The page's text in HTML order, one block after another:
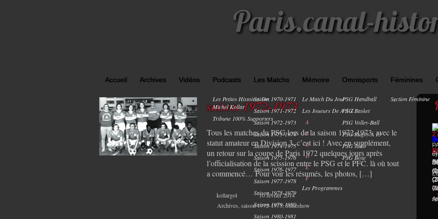
Paris.canal-
Accueil Archives Vidéos Podcasts
Les Petites Histoires De
Michel Kollar
Tribune 100% Supporters
Les Matchs
Saison 1970-1971
Saison 1971-1972
Saison 1972-1973
Saison 1973-1974
Saison 1974-1975
Saison 1975-1976
Saison 1976-1977
Saison 1977-1978
Saison 1978-1979
Saison 1979-1980
Saison 1980-1981
Mémoire
Le Match Du Jour
Les Joueurs De A À Z
A
B
C
D
E
F
Les Programmes
Omnisports
PSG Handball
PSG Basket
PSG Volley-Ball
PSG Rugby À 13
PSG Judo
PSG Boxe
Féminines
Section Féminine
4
saison 1972-1973
Tous les matches du PSG lors de la saison 1972-1973, avec le
statut amateur en Division 3, c’est ici ! Avec en supplément,
un retour sur la coupe de Paris 1972 quelques jours après
l’officialisation de la scission entre le PSG et le PFC. là où tout
a commencé… Pour voir les résumés, les photos, […]
kollargol
10 février 2014
Archives saison 1972-1973,Slideshow